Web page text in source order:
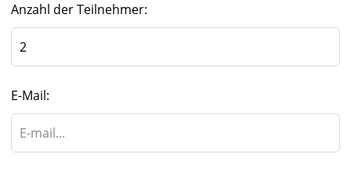
Anzahl der Teilnehmer:
E-Mail: